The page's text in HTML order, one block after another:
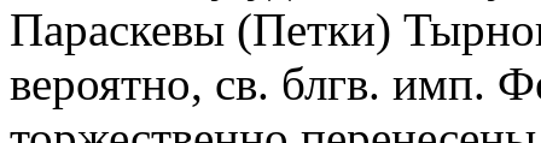
Параскевы (Петки)
вероятно, св. блгв. имп.